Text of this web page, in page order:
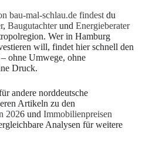
bau-mal-schlau.de findest du
, Baugutachterund Energieberater
Wer in Hamburg
will, findet hier schnell den
ohne Umwege, ohne
Druck.
andere norddeutsche
Artikeln zu den
2026 und Immobilienpreisen
Analysen für weitere